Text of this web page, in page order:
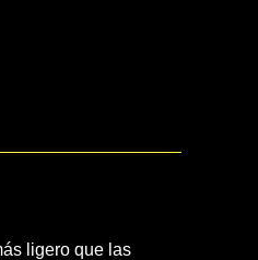
ligero que las